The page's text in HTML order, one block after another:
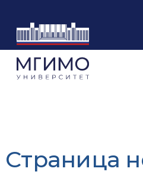
Cтраница